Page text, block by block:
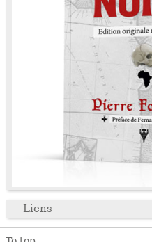
Liens